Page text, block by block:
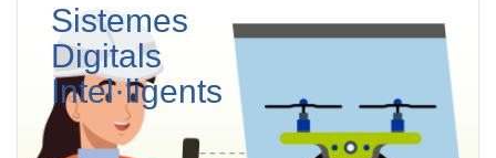
Sistemes
Digitals
Intel·ligents